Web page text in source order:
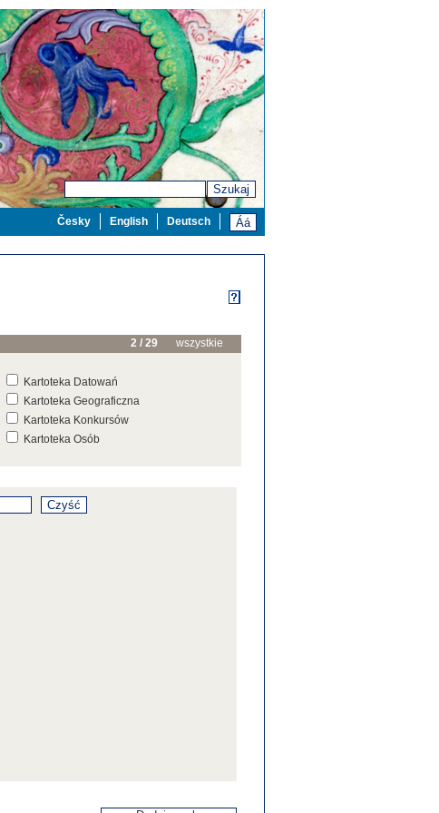
Szukaj
Deutsch
English
Česky
2 / 29 wszystkie
Kartoteka Datowań
Kartoteka Geograficzna
Kartoteka Konkursów
Kartoteka Osób
Kartoteka Wystaw
Kartoteka Źródeł